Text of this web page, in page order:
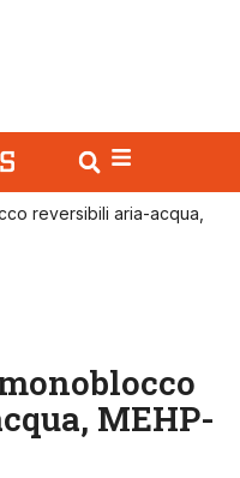
reversibili aria-acqua,
MEHP-